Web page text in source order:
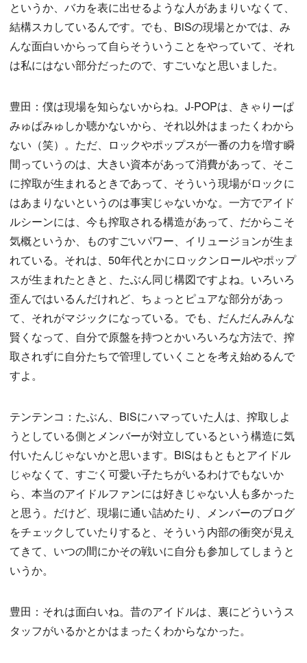
というか、バカを表に出せるような人があまりいなくて、
結構スカしているんです。でも、BiSの現場とかでは、み
んな面白いからって自らそういうことをやっていて、それ
は私にはない部分だったので、すごいなと思いました。
豊田：僕は現場を知らないからね。J-POPは、きゃりーぱ
みゅぱみゅしか聴かないから、それ以外はまったくわから
ない（笑）。ただ、ロックやポップスが一番の力を増す瞬
間っていうのは、大きい資本があって消費があって、そこ
に搾取が生まれるときであって、そういう現場がロックに
はあまりないというのは事実じゃないかな。一方でアイド
ルシーンには、今も搾取される構造があって、だからこそ
気概というか、ものすごいパワー、イリュージョンが生ま
れている。それは、50年代とかにロックンロールやポップ
スが生まれたときと、たぶん同じ構図ですよね。いろいろ
歪んではいるんだけれど、ちょっとピュアな部分があっ
て、それがマジックになっている。でも、だんだんみんな
賢くなって、自分で原盤を持つとかいろいろな方法で、搾
取されずに自分たちで管理していくことを考え始めるんで
すよ。
テンテンコ：たぶん、BiSにハマっていた人は、搾取しよ
うとしている側とメンバーが対立しているという構造に気
付いたんじゃないかと思います。BiSはもともとアイドル
じゃなくて、すごく可愛い子たちがいるわけでもないか
ら、本当のアイドルファンには好きじゃない人も多かった
と思う。だけど、現場に通い詰めたり、メンバーのブログ
をチェックしていたりすると、そういう内部の衝突が見え
てきて、いつの間にかその戦いに自分も参加してしまうと
いうか。
豊田：それは面白いね。昔のアイドルは、裏にどういうス
タッフがいるかとかはまったくわからなかった。